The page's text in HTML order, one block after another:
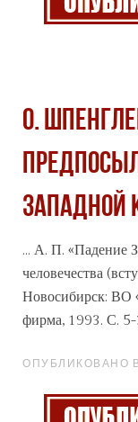
О.
ЗАПАДНОЙ
... А. П. «Падение
человечества
Новосибирск: ВО
фирма, 1993. С.
ОПУБЛИКОВАНО